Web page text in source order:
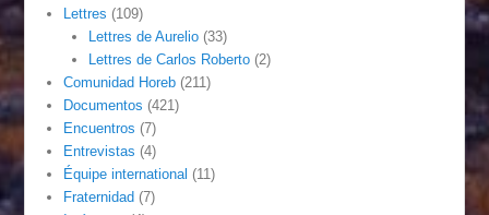
Lettres (109)
Lettres de Aurelio(33)
Lettres de Carlos Roberto(2)
Comunidad Horeb (211)
Documentos (421)
Encuentros (7)
Entrevistas (4)
Équipe international (11)
Fraternidad (7)